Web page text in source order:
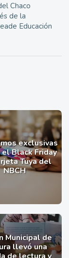
Chaco
de la
Educación
exclusivas
el Black Friday
Tuya del
NBCH
Municipal de
llevó una